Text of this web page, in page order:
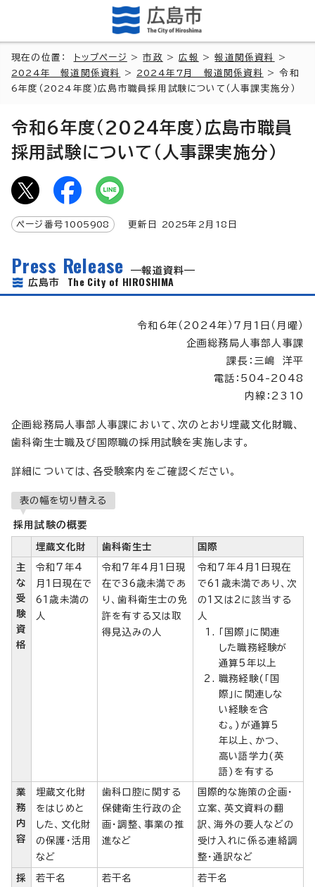
現在の位置： トップページ >市政 >広報 >報道関係資料
>
2024年 報道関係資料
> 2024年7月 報道関係資料
> 令和
6年度（2024年度）広島市職員採用試験について（人事課実施分）
令和6年度（2024年度）広島市職員
採用試験について（人事課実施分）
ページ番号 1005908 更新日 2025年2月 18 日
Press Release
報道資料
広島市 The City of HIROSHIMA
令和6年（2024年）7月1日（月曜）
企画総務局人事部人事課
課長：三嶋 洋平
電話：504-2048
内線：2310
企画総務局人事部人事課において、次のとおり埋蔵文化財職、
歯科衛生士職及び国際職の採用試験を実施します。
詳細については、各受験案内をご確認ください。
表の幅を切り替える
採用試験の概要
埋蔵文化財 歯科衛生士 国際
主
な
受
験
資
格
令和7年4
月1日現在で
61歳未満の
人
令和7年4月1日現
在で36歳未満であ
り、歯科衛生士の免
許を有する又は取
得見込みの人
令和7年4月1日現在
で61歳未満であり、次
の1又は2に該当する
人
「国際」に関連
した職務経験が
通算5年以上
職務経験(「国
際」に関連しな
い経験を含
む。)が通算5
年以上、かつ、
高い語学力(英
語)を有する
業
務
内
容
埋蔵文化財
をはじめと
した、文化財
の保護・活用
など
歯科口腔に関する
保健衛生行政の企
画・調整、事業の推
進など
国際的な施策の企画・
立案、英文資料の翻
訳、海外の要人などの
受け入れに係る連絡調
整・通訳など
採
若干名 若干名 若干名